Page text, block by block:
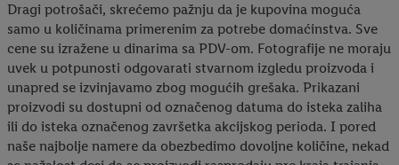
Dragi potrošači, skrećemo pažnju da je kupovina moguća
samo u količinama primerenim za potrebe domaćinstva. Sve
cene su izražene u dinarima sa PDV-om. Fotografije ne moraju
uvek u potpunosti odgovarati stvarnom izgledu proizvoda i
unapred se izvinjavamo zbog mogućih grešaka. Prikazani
proizvodi su dostupni od označenog datuma do isteka zaliha
ili do isteka označenog završetka akcijskog perioda. I pored
naše najbolje namere da obezbedimo dovoljne količine, nekad